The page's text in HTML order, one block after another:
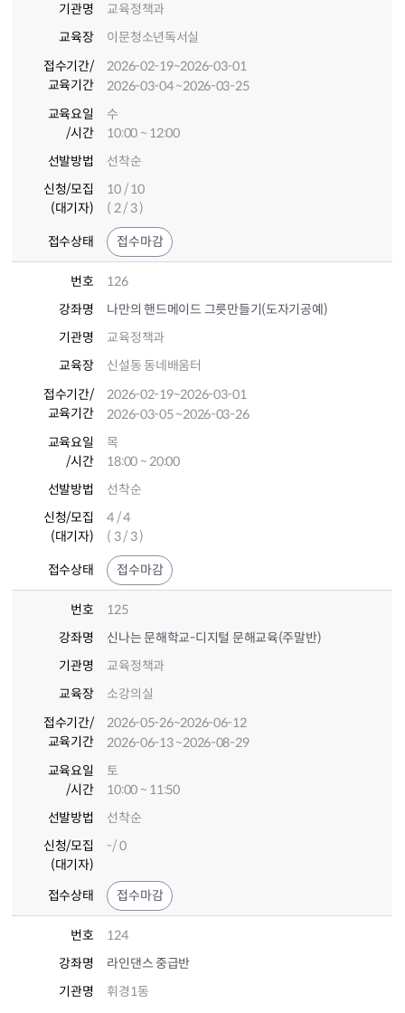
기관명
교육정책과
교육장
이문청소년독서실
접수기간/
교육기간
2026-02-19~2026-03-01
2026-03-04~2026-03-25
교육요일
/시간
수
10:00 ~ 12:00
선발방법
선착순
신청/모집
(대기자)
10 / 10
( 2 / 3 )
접수상태 접수마감
번호
126
강좌명
나만의 핸드메이드 그릇만들기(도자기공예)
기관명
교육정책과
교육장
신설동 동네배움터
접수기간/
교육기간
2026-02-19~2026-03-01
2026-03-05~2026-03-26
교육요일
/시간
목
18:00 ~ 20:00
선발방법
선착순
신청/모집
(대기자)
4 / 4
( 3 / 3 )
접수상태 접수마감
번호
125
강좌명
신나는 문해학교-디지털 문해교육(주말반)
기관명
교육정책과
교육장
소강의실
접수기간/
교육기간
2026-05-26~2026-06-12
2026-06-13~2026-08-29
교육요일
/시간
토
10:00 ~ 11:50
선발방법
선착순
신청/모집
(대기자)
-/ 0
접수상태 접수마감
번호
124
강좌명
라인댄스 중급반
기관명
휘경1동